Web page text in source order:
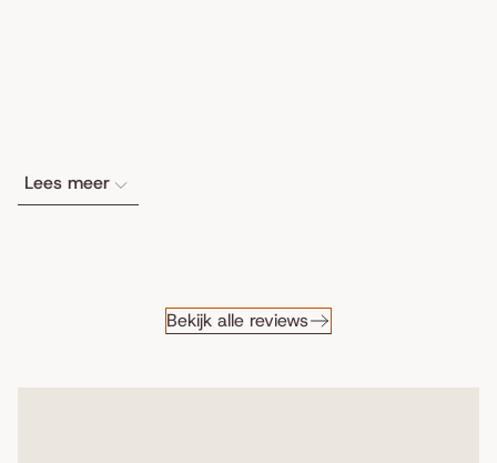
Lees meer
Bekijk alle reviews